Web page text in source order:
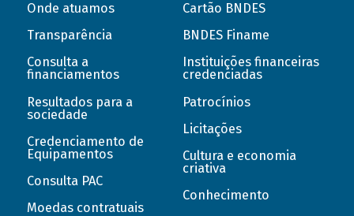
Onde atuamos
Transparência
Consulta a
financiamentos
Resultados para a
sociedade
Credenciamento de
Equipamentos
Consulta PAC
Moedas contratuais
Cartão BNDES
BNDES Finame
Instituições financeiras
credenciadas
Patrocínios
Licitações
Cultura e economia
criativa
Conhecimento